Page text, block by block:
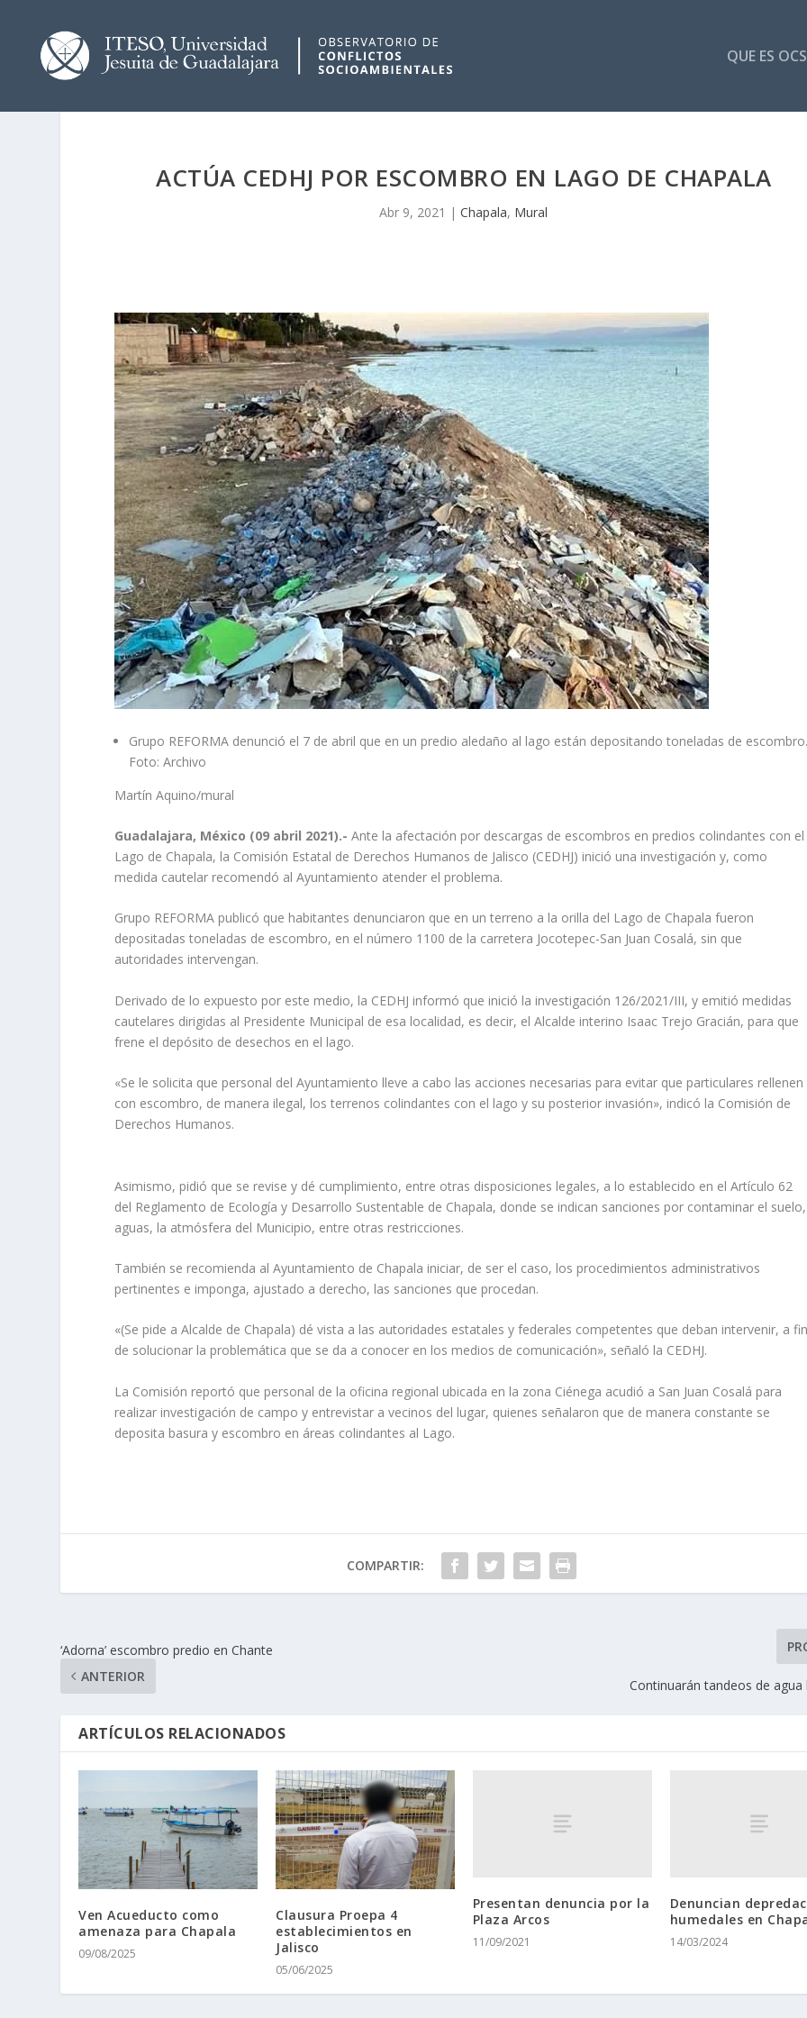
QUE ES
ACTÚA CEDHJ POR ESCOMBRO EN LAGO DE CHAPALA
Abr 9, 2021 |Chapala, Mural
Grupo REFORMA denunció el 7 de abril que en un predio aledaño al lago están depositando toneladas de
Foto: Archivo
Martín Aquino/mural
Guadalajara, México (09 abril 2021).-Ante la afectación por descargas de escombros en predios colindantes con el
Lago de Chapala, la Comisión Estatal de Derechos Humanos de Jalisco (CEDHJ) inició una investigación y, como
medida cautelar recomendó al Ayuntamiento atender el problema.
Grupo REFORMA publicó que habitantes denunciaron que en un terreno a la orilla del Lago de Chapala fueron
depositadas toneladas de escombro, en el número 1100 de la carretera Jocotepec-San Juan Cosalá, sin que
autoridades intervengan.
Derivado de lo expuesto por este medio, la CEDHJ informó que inició la investigación 126/2021/III, y emitió medidas
cautelares dirigidas al Presidente Municipal de esa localidad, es decir, el Alcalde interino Isaac Trejo Gracián, para que
frene el depósito de desechos en el lago.
«Se le solicita que personal del Ayuntamiento lleve a cabo las acciones necesarias para evitar que particulares rellenen
con escombro, de manera ilegal, los terrenos colindantes con el lago y su posterior invasión», indicó la Comisión de
Derechos Humanos.
Asimismo, pidió que se revise y dé cumplimiento, entre otras disposiciones legales, a lo establecido en el Artículo 62
del Reglamento de Ecología y Desarrollo Sustentable de Chapala, donde se indican sanciones por contaminar el suelo,
aguas, la atmósfera del Municipio, entre otras restricciones.
También se recomienda al Ayuntamiento de Chapala iniciar, de ser el caso, los procedimientos administrativos
pertinentes e imponga, ajustado a derecho, las sanciones que procedan.
«(Se pide a Alcalde de Chapala) dé vista a las autoridades estatales y federales competentes que deban intervenir, a
de solucionar la problemática que se da a conocer en los medios de comunicación», señaló la CEDHJ.
La Comisión reportó que personal de la oficina regional ubicada en la zona Ciénega acudió a San Juan Cosalá para
realizar investigación de campo y entrevistar a vecinos del lugar, quienes señalaron que de manera constante se
deposita basura y escombro en áreas colindantes al Lago.
COMPARTIR:
‘Adorna’ escombro predio en Chante
ANTERIOR
Continuarán tandeos de
ARTÍCULOS RELACIONADOS
Ven Acueducto como
amenaza para Chapala
09/08/2025
Clausura Proepa 4
establecimientos en
Jalisco
05/06/2025
Presentan denuncia por la
Plaza Arcos
11/09/2021
Denuncian
humedales en
14/03/2024